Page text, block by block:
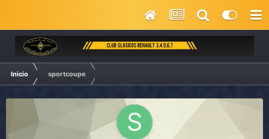
Inicio sportcoupe